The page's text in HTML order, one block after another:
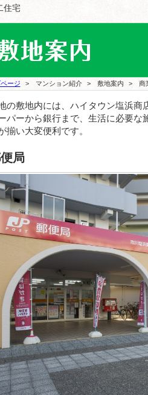
住宅
ページ > マンション紹介 > 敷地案内 > 商
の敷地内には、ハイタウン塩浜商
パーから銀行まで、生活に必要
揃い大変便利です。
局